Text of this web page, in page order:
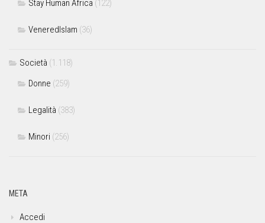
Stay Human Africa (122)
VeneredIslam (36)
Società (1.118)
Donne (259)
Legalità (383)
Minori (256)
META
Accedi